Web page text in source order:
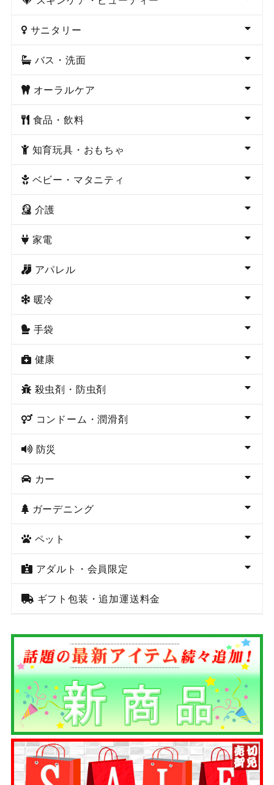
サニタリー
バス・洗面
オーラルケア
食品・飲料
知育玩具・おもちゃ
ベビー・マタニティ
介護
家電
アパレル
暖冷
手袋
健康
殺虫剤・防虫剤
コンドーム・潤滑剤
防災
カー
ガーデニング
ペット
アダルト・会員限定
ギフト包装・追加運送料金